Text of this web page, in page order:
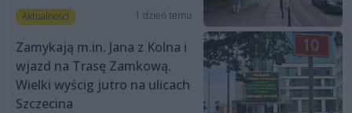
Aktualności 1 dzień temu
Zamykają m.in. Jana z Kolna i
wjazd na Trasę Zamkową.
Wielki wyścig jutro na ulicach
Szczecina